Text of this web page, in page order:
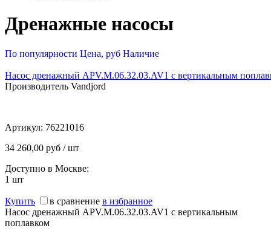
Дренажные насосы
По популярности Цена, руб Наличие
Насос дренажный APV.M.06.32.03.AV1 с вертикальным
Производитель Vandjord
Артикул: 76221016
34 260,00 руб / шт
Доступно в Москве:
1 шт
Купить в сравнение в избранное
Насос дренажный APV.M.06.32.03.AV1 с вертикальным
поплавком